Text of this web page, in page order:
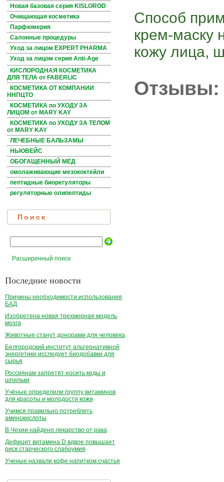
Новая базовая серия KISLOROD
Очищающая косметика
Парфюмерия
Салонные процедуры
Уход за лицом EXPERT PHARMA
Уход за лицом серия Anti-Age
КИСЛОРОДНАЯ КОСМЕТИКА
ДЛЯ ТЕЛА от FABERLIC
КОСМЕТИКА ОТ КОМПАНИИ
ННПЦТО
КОСМЕТИКА по УХОДУ ЗА
ЛИЦОМ от MARY KAY
КОСМЕТИКА по УХОДУ ЗА ТЕЛОМ
от MARY KAY
ЛЕЧЕБНЫЕ БАЛЬЗАМЫ
НЬЮВЕЙС
ОБОГАЩЕННЫЙ МЁД
омолаживающие мезококтейли
пептидные биорегуляторы
регуляторные олипептиды
Поиск
Расширенный поиск
Последние новости
Причины необходимости использования
БАД
Изобретена новая трехмерная модель
мозга
Животные станут донорами для человека
Белгородский институт альтернативной
энергетики исследует биодобавки для
сырья
Россиянам запретят носить кеды и
шпильки
Учёные определили группу витаминов
для красоты и молодости кожи
Учимся правильно потреблять
аминокислоты
В Чехии найдено лекарство от рака
Дефицит витамина D вдвое повышает
риск старческого слабоумия
Ученые назвали кофе напитком счастья
Способ
крем-маску
кожу лица,
Отзывы: